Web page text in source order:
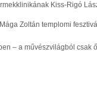
Kiss-Rigó
Zoltán templomi
– a művészvilágból csak